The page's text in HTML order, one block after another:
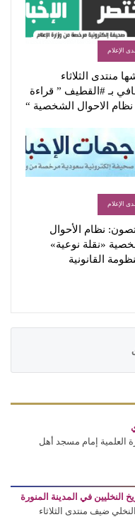
الإعلام
منتدى الثلاثاء
بـ #القطيف ” قراءة
الاحوال الشخصية “
الإعلام
نظام الأحوال
«نقلة نوعية»
القانونية
العلمية إمام مسجد أهل
النخليين في المدينة المنورة
ضيف منتدى الثلاثاء